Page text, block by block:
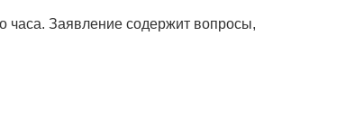
часа. Заявление содержит вопросы,